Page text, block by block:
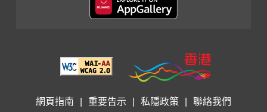
網頁指南 重要告示 私隱政策 聯絡我們